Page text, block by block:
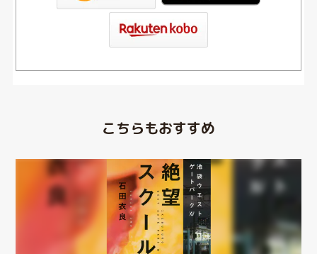
こちらもおすすめ